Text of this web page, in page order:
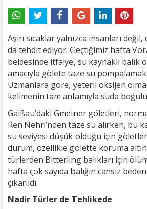
Aşırı sıcaklar yalnızca insanları
da tehdit ediyor. Geçtiğimiz hafta
beldesinde itfaiye, su kaynaklı balık
amacıyla gölete taze su
Uzmanlara göre, yeterli oksijen
kelimenin tam anlamıyla suda
Gaißau’daki Gmeiner göletleri,
Ren Nehri’nden taze su alırken, bu
su seviyesi düşük olduğu için
durum, özellikle gölette koruma
türlerden Bitterling balıkları için
hafta çok sayıda balığın cansız
çıkarıldı.
Nadir Türler de Tehlikede